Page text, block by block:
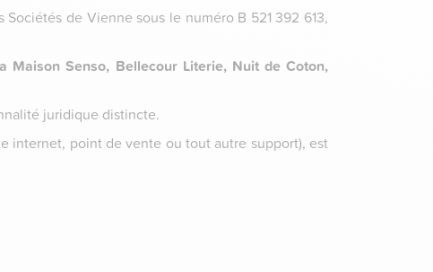
de Vienne sous le numéro B 521 392 613,
Maison Senso, Bellecour Literie, Nuit de Coton,
juridique distincte.
internet, point de vente ou tout autre support), est